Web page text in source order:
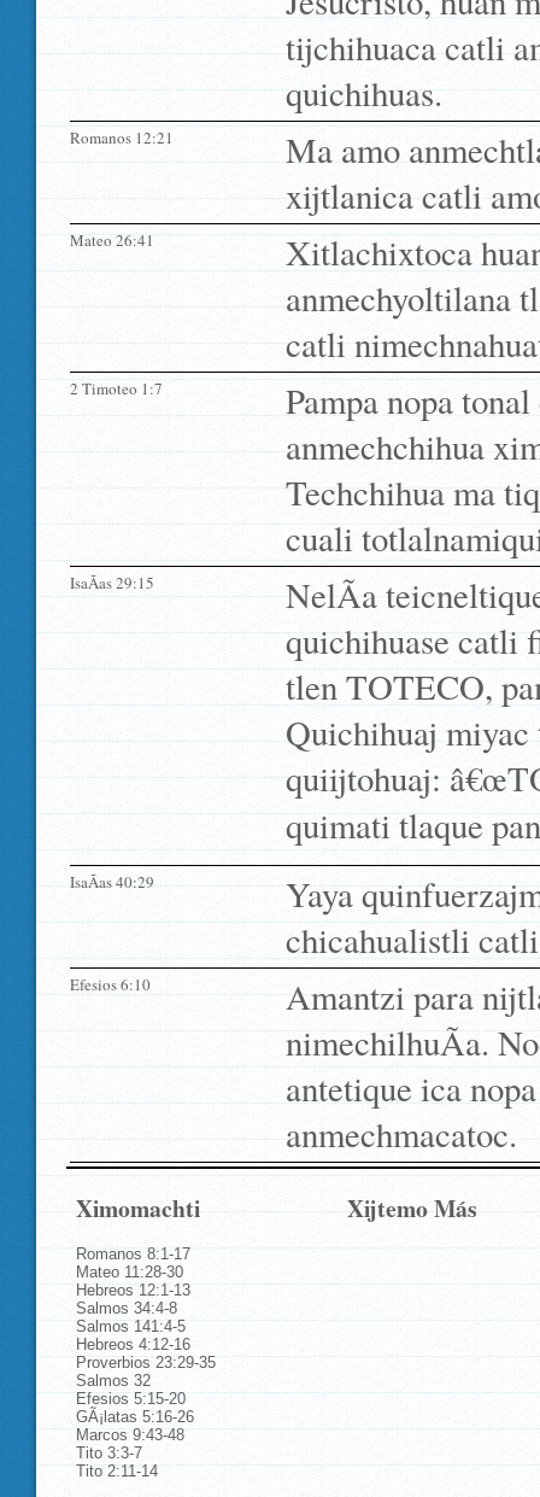
tijchihuaca catli
quichihuas.
Romanos 12:21
Ma amo
xijtlanica catli
Mateo 26:41
Xitlachixtoca
anmechyoltilana
catli
2 Timoteo 1:7
Pampa nopa
anmechchihua
Techchihua ma
cuali
IsaÃ­as 29:15
NelÃ­a
quichihuase catli
tlen TOTECO,
Quichihuaj
quiijtohuaj:
quimati tlaque
IsaÃ­as 40:29
Yaya
chicahualistli
Efesios 6:10
Amantzi para
nimechilhuÃ­a.
antetique ica
anmechmacatoc.
Ximomachti Xijtemo Más
Romanos 8:1-17
Mateo 11:28-30
Hebreos 12:1-13
Salmos 34:4-8
Salmos 141:4-5
Hebreos 4:12-16
Proverbios 23:29-35
Salmos 32
Efesios 5:15-20
GÃ¡latas 5:16-26
Marcos 9:43-48
Tito 3:3-7
Tito 2:11-14